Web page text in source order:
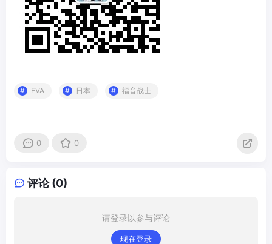
EVA 日本 福音战士
0 0
评论 (0)
请登录以参与评论
现在登录